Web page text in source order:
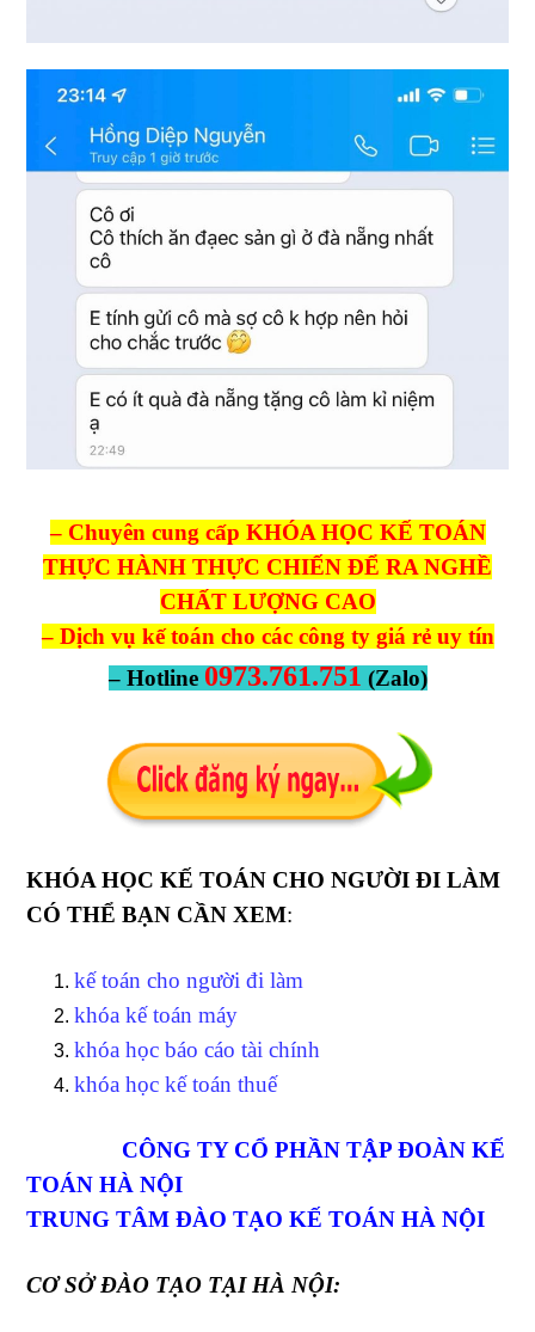
– Chuyên cung cấp KHÓA HỌC KẾ TOÁN
THỰC HÀNH THỰC CHIẾN ĐỂ RA NGHỀ
CHẤT LƯỢNG CAO
– Dịch vụ kế toán cho các công ty giá rẻ uy tín
– Hotline 0973.761.751 (Zalo)
KHÓA HỌC KẾ TOÁN CHO NGƯỜI ĐI LÀM
CÓ THỂ BẠN CẦN XEM:
kế toán cho người đi làm
khóa kế toán máy
khóa học báo cáo tài chính
khóa học kế toán thuế
CÔNG TY CỔ PHẦN TẬP ĐOÀN KẾ
TOÁN HÀ NỘI
TRUNG TÂM ĐÀO TẠO KẾ TOÁN HÀ NỘI
CƠ SỞ ĐÀO TẠO TẠI HÀ NỘI: